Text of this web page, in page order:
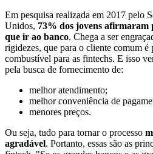
Em pesquisa realizada em 2017 pelo
Unidos, 73% dos jovens
que ir ao banco. Chega a ser
rigidezes, que para o cliente comum é
combustível para as fintechs. E isso
pela busca de fornecimento de:
melhor atendimento;
melhor conveniência de
menores preços.
Ou seja, tudo para tornar o processo
agradável. Portanto, essas são as